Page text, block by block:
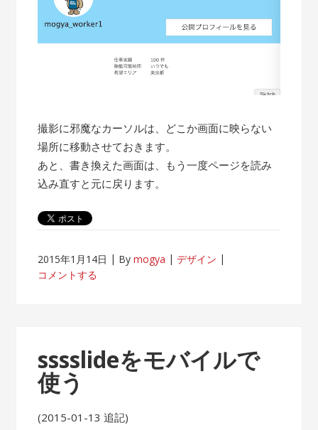
撮影に邪魔なカーソルは、どこか画面に映らない
場所に移動させておきます。
あと、書き換えた画面は、もう一度ページを読み
込み直すと元に戻ります。
2015年1月14日 Bymogya
デザイン
コメントする
sssslideをモバイルで
使う
(2015-01-13 追記)